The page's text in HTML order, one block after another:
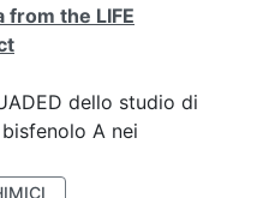
from the LIFE
dello studio di
A nei